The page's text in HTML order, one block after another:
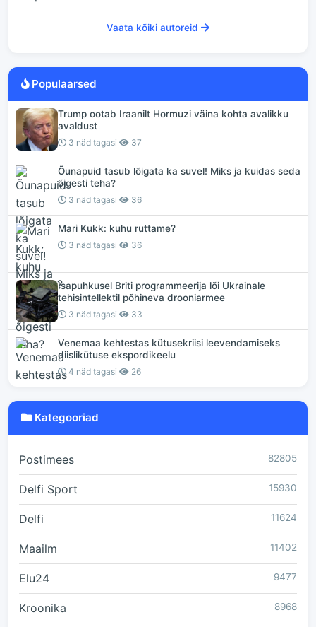
Vaata kõiki autoreid
Populaarsed
Trump ootab Iraanilt Hormuzi väina kohta avalikku
avaldust
3 näd tagasi 37
Õunapuid tasub lõigata ka suvel! Miks ja kuidas seda
õigesti teha?
3 näd tagasi 36
Mari Kukk: kuhu ruttame?
3 näd tagasi 36
Isapuhkusel Briti programmeerija lõi Ukrainale
tehisintellektil põhineva drooniarmee
3 näd tagasi 33
Venemaa kehtestas kütusekriisi leevendamiseks
diislikütuse ekspordikeelu
4 näd tagasi 26
Kategooriad
Postimees 82805
Delfi Sport 15930
Delfi 11624
Maailm 11402
Elu24 9477
Kroonika 8968